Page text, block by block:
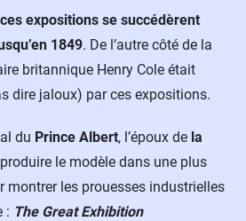
ces expositions se succédèrent
1849. De l’autre côté de la
britannique Henry Cole était
dire jaloux) par ces expositions.
du Prince Albert, l’époux de la
le modèle dans une plus
montrer les prouesses industrielles
: The Great Exhibition